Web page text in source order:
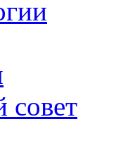
совет